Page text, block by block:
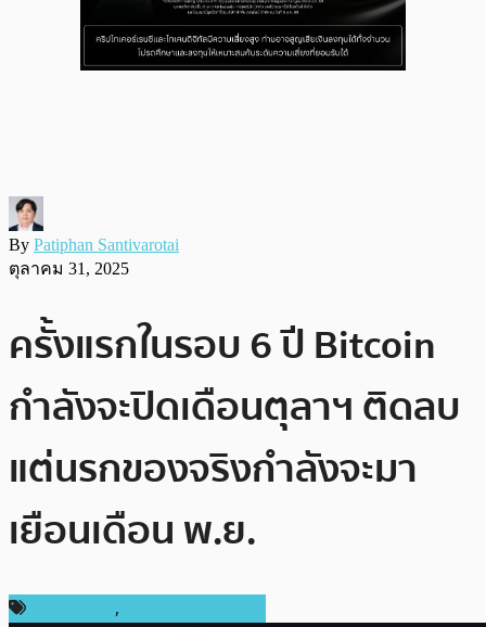
By Patiphan Santivarotai
ตุลาคม 31, 2025
ครั้งแรกในรอบ 6 ปี Bitcoin
กำลังจะปิดเดือนตุลาฯ ติดลบ
แต่นรกของจริงกำลังจะมา
เยือนเดือน พ.ย.
,